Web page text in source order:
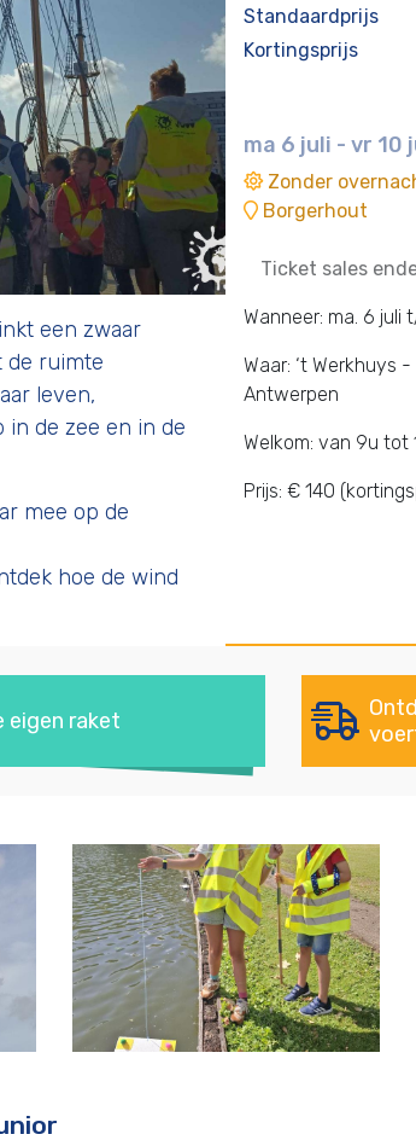
een zwaar
de ruimte
leven,
in de zee en in de
mee op de
hoe de wind
Standaardprijs
Kortingsprijs
ma 6 juli - vr 10
Zonder
Borgerhout
Ticket sales
Wanneer: ma. 6 juli
Waar: ‘t Werkhuys
Antwerpen
Welkom: van 9u tot
Prijs: € 140
eigen raket